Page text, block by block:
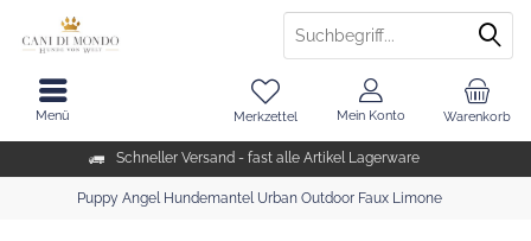
Schneller Versand - fast alle Artikel Lagerware
Warenkorb
Merkzettel Mein Konto
Menü
Puppy Angel Hundemantel Urban Outdoor Faux Limone